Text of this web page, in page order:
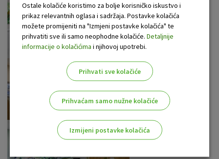
Ostale kolačiće koristimo za bolje korisničko iskustvo i
prikaz relevantnih oglasa i sadržaja. Postavke kolačića
možete promijeniti na "Izmjeni postavke kolačića" te
prihvatiti sve ili samo neophodne kolačiće. Detaljnije
informacije o kolačićima i njihovoj upotrebi.
Prihvati sve kolačiće
Prihvaćam samo nužne kolačiće
Izmijeni postavke kolačića